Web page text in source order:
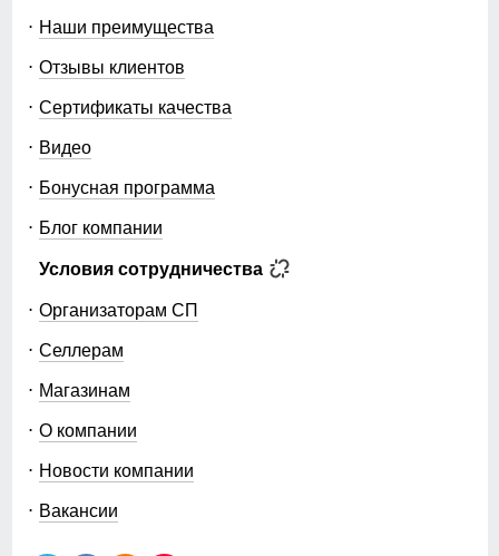
Наши преимущества
Отзывы клиентов
Сертификаты качества
Видео
Бонусная программа
Блог компании
Условия сотрудничества
Организаторам СП
Селлерам
Магазинам
О компании
Новости компании
Вакансии